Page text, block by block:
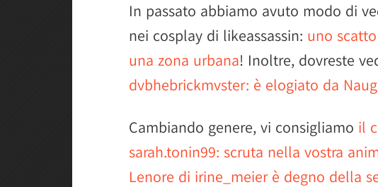
In passato abbiamo avuto modo di
nei cosplay di likeassassin: uno
una zona urbana! Inoltre, dovreste
dvbhebrickmvster: è elogiato da
Cambiando genere, vi consigliamo il
sarah.tonin99: scruta nella vostra
Lenore di irine_meier è degno della